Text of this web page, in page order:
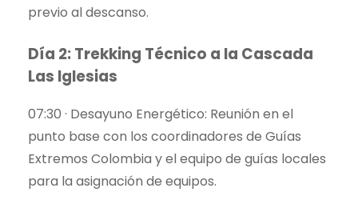
previo al descanso.
Día 2: Trekking Técnico a la Cascada
Las Iglesias
07:30 · Desayuno Energético: Reunión en el
punto base con los coordinadores de Guías
Extremos Colombia y el equipo de guías locales
para la asignación de equipos.